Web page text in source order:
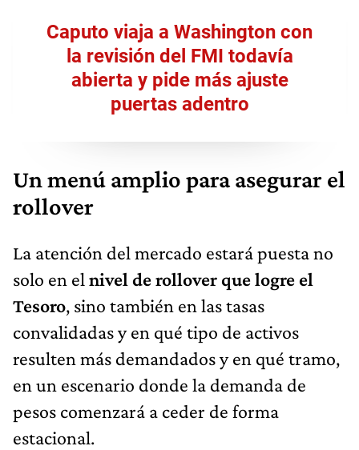
Caputo viaja a Washington con
la revisión del FMI todavía
abierta y pide más ajuste
puertas adentro
Un menú amplio para asegurar el
rollover
La atención del mercado estará puesta no
solo en el nivel de rollover que logre el
Tesoro, sino también en las tasas
convalidadas y en qué tipo de activos
resulten más demandados y en qué tramo,
en un escenario donde la demanda de
pesos comenzará a ceder de forma
estacional.